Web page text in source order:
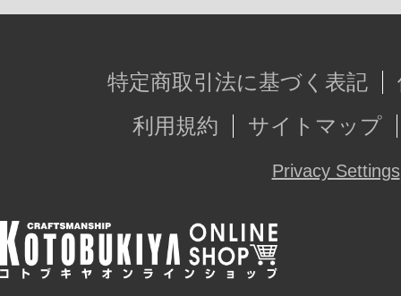
特定商取引法に基づく表記
利用規約
サイトマップ
Privacy Settings